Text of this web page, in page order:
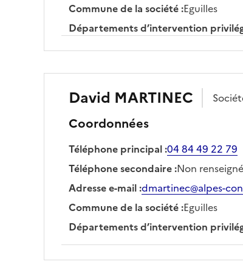
Commune de la société:Eguilles
Départements d’intervention
David MARTINEC
Coordonnées
Téléphone principal:04 84 49 22 79
Téléphone secondaire:Non renseigné
Adresse e-mail:dmartinec@alpes-
Commune de la société:Eguilles
Départements d’intervention